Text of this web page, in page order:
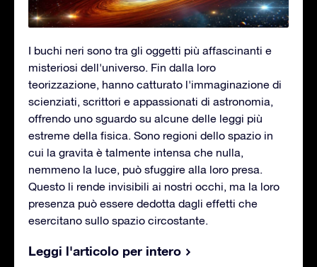
I buchi neri sono tra gli oggetti più affascinanti e
misteriosi dell'universo. Fin dalla loro
teorizzazione, hanno catturato l'immaginazione di
scienziati, scrittori e appassionati di astronomia,
offrendo uno sguardo su alcune delle leggi più
estreme della fisica. Sono regioni dello spazio in
cui la gravita è talmente intensa che nulla,
nemmeno la luce, può sfuggire alla loro presa.
Questo li rende invisibili ai nostri occhi, ma la loro
presenza può essere dedotta dagli effetti che
esercitano sullo spazio circostante.
Leggi l'articolo per intero